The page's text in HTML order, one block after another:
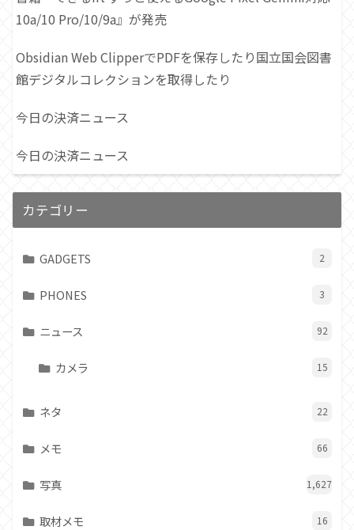
10a/10 Pro/10/9a』が発売
Obsidian Web ClipperでPDFを保存したり国立国会図書
館デジタルコレクションを取得したり
今日の決済ニュース
今日の決済ニュース
カテゴリー
GADGETS 2
PHONES 3
ニュース 92
カメラ 15
ネタ 22
メモ 66
写真 1,627
取材メモ 16